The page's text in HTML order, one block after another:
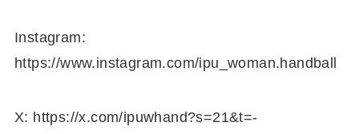
Instagram:
https://www.instagram.com/ipu_woman.handball
X: https://x.com/ipuwhand?s=21&t=-